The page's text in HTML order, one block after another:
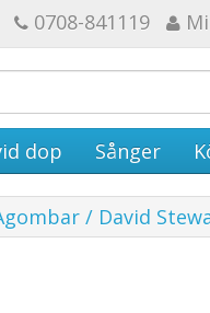
0708-841119
dop Sånger
/ David